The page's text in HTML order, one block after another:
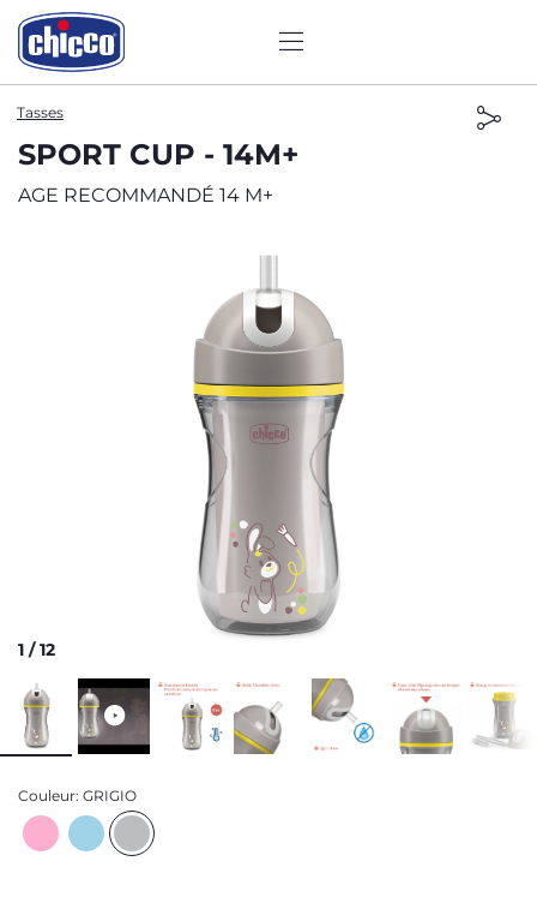
Tasses
SPORT CUP - 14M+
AGE RECOMMANDÉ 14 M+
1 /12
Couleur: GRIGIO